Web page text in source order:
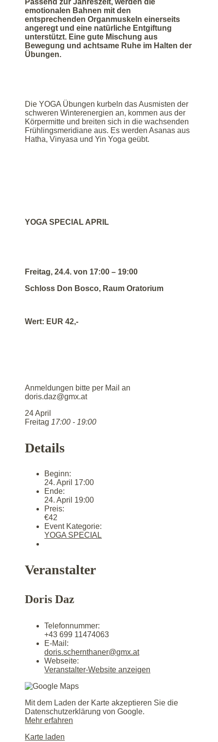
emotionalen Bahnen mit den
entsprechenden Organmuskeln einerseits
angeregt und eine natürliche Entgiftung
unterstützt. Eine gute Mischung aus
Bewegung und achtsame Ruhe im Halten der
Übungen.
Die YOGA Übungen kurbeln das Ausmisten der
schweren Winterenergien an, kommen aus der
Körpermitte und breiten sich in die wachsenden
Frühlingsmeridiane aus. Es werden Asanas aus
Hatha, Vinyasa und Yin Yoga geübt.
YOGA SPECIAL APRIL
Freitag, 24.4. von 17:00 – 19:00
Schloss Don Bosco, Raum Oratorium
Wert: EUR 42,-
Anmeldungen bitte per Mail an
doris.daz@gmx.at
24April
Freitag 17:00 - 19:00
Details
Beginn:
24. April 17:00
Ende:
24. April 19:00
Preis:
€42
Event Kategorie:
YOGA SPECIAL
Veranstalter
Doris Daz
Telefonnummer:
+43 699 11474063
E-Mail:
doris.schernthaner@gmx.at
Webseite:
Veranstalter-Website anzeigen
Mit dem Laden der Karte akzeptieren Sie die
Datenschutzerklärung von Google.
Mehr erfahren
Karte laden